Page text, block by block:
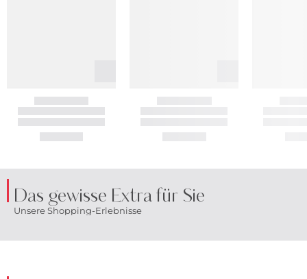
Das gewisse Extra für Sie
Unsere Shopping-Erlebnisse